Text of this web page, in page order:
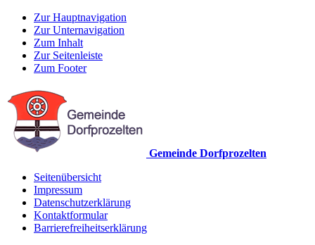
Zur Hauptnavigation
Zur Unternavigation
Zum Inhalt
Zur Seitenleiste
Zum Footer
Gemeinde Dorfprozelten
Seitenübersicht
Impressum
Datenschutzerklärung
Kontaktformular
Barrierefreiheitserklärung